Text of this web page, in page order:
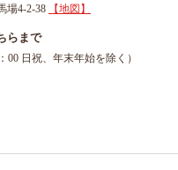
場4-2-38 【地図】
らまで
00 日祝、年末年始を除く）